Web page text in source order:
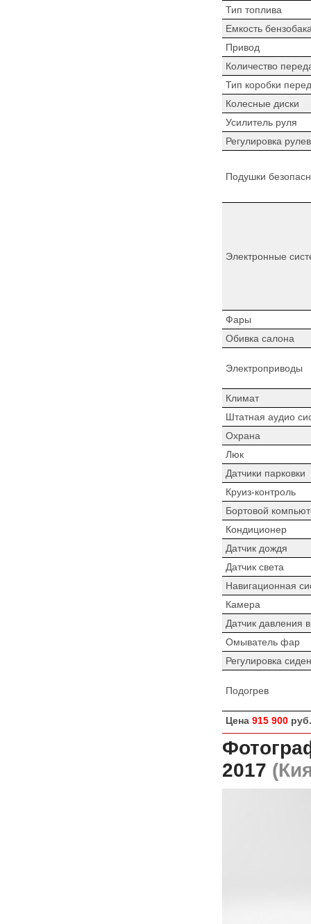
Тип топлива
Емкость
Привод
Количество
Тип коробки
Колесные диски
Усилитель руля
Регулировка
Подушки
Электронные
Фары
Обивка салона
Электроприводы
Климат
Штатная аудио
Охрана
Люк
Датчики парковки
Круиз-контроль
Бортовой
Кондиционер
Датчик дождя
Датчик света
Навигационная
Камера
Датчик давления
Омыватель фар
Регулировка
Подогрев
Цена 915 900руб.
2017